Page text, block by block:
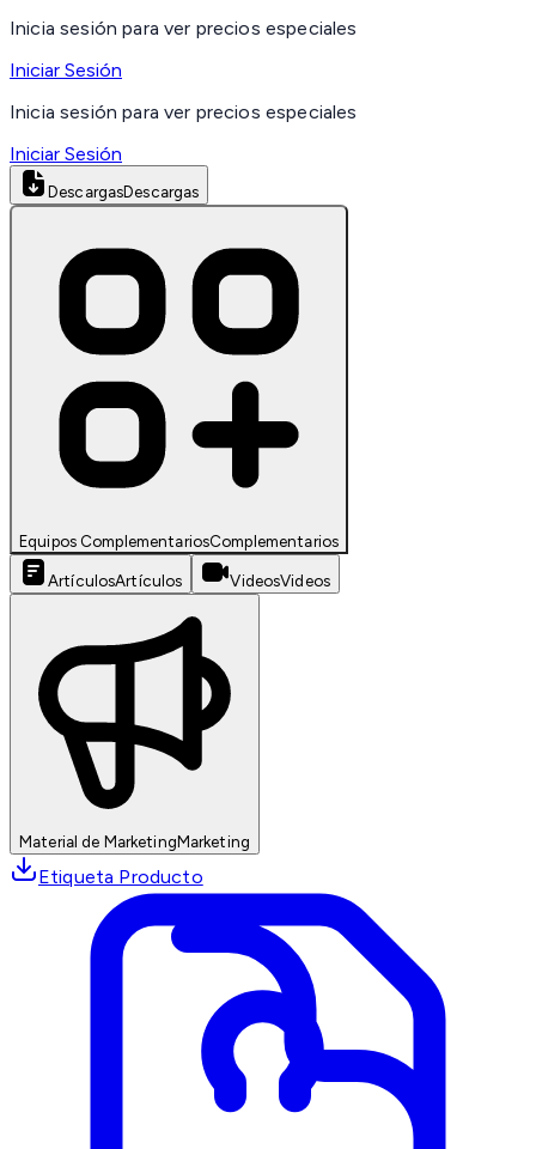
Inicia sesión para ver precios especiales
Iniciar Sesión
Inicia sesión para ver precios especiales
Iniciar Sesión
DescargasDescargas
Equipos ComplementariosComplementarios
ArtículosArtículos VideosVideos
Material de MarketingMarketing
Etiqueta Producto